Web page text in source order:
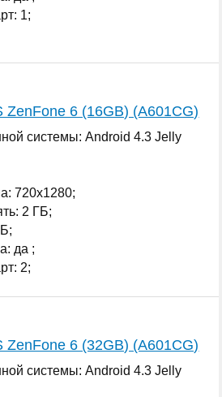
1;
6 (16GB) (A601CG)
системы: Android 4.3 Jelly
720x1280;
2 ГБ;
да ;
2;
6 (32GB) (A601CG)
системы: Android 4.3 Jelly